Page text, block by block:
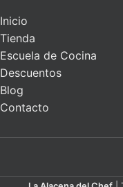
Inicio
Tienda
Escuela de Cocina
Descuentos
Blog
Contacto